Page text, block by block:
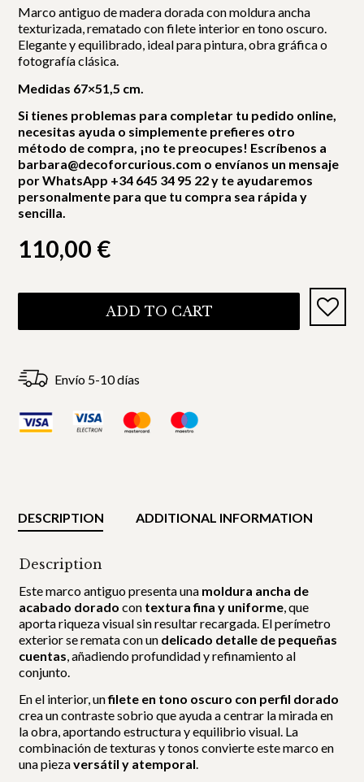
Marco antiguo de madera dorada con moldura ancha
texturizada, rematado con filete interior en tono oscuro.
Elegante y equilibrado, ideal para pintura, obra gráfica o
fotografía clásica.
Medidas 67×51,5 cm.
Si tienes problemas para completar tu pedido online,
necesitas ayuda o simplemente prefieres otro
método de compra, ¡no te preocupes! Escríbenos a
barbara@decoforcurious.com o envíanos un mensaje
por WhatsApp +34 645 34 95 22 y te ayudaremos
personalmente para que tu compra sea rápida y
sencilla.
110,00 €
ADD TO CART
Envío 5-10 días
DESCRIPTION ADDITIONAL INFORMATION
Description
Este marco antiguo presenta una moldura ancha de
acabado dorado con textura fina y uniforme , que
aporta riqueza visual sin resultar recargada. El perímetro
exterior se remata con un delicado detalle de pequeñas
cuentas , añadiendo profundidad y refinamiento al
conjunto.
En el interior, unfilete en tono oscuro con perfil dorado
crea un contraste sobrio que ayuda a centrar la mirada en
la obra, aportando estructura y equilibrio visual. La
combinación de texturas y tonos convierte este marco en
una piezaversátil y atemporal.